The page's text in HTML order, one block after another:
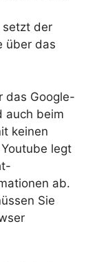
setzt der
über das
das Google-
auch beim
keinen
legt
ab.
Sie